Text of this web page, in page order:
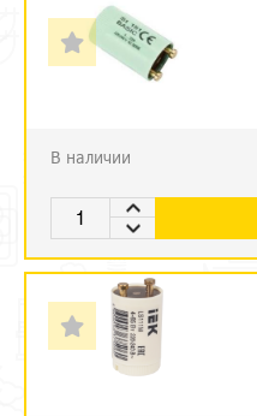
В наличии